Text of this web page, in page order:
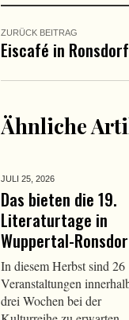
ZURÜCK BEITRAG
Eiscafé in
Ähnliche
JULI 25, 2026
Das bieten die 19.
Literaturtage in
Wuppertal-
In diesem Herbst sind 26
Veranstaltungen
drei Wochen bei der